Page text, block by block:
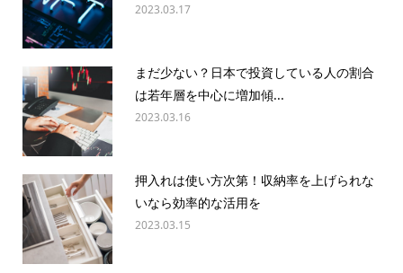
2023.03.17
まだ少ない？日本で投資している人の割合
は若年層を中心に増加傾...
2023.03.16
押入れは使い方次第！収納率を上げられな
いなら効率的な活用を
2023.03.15